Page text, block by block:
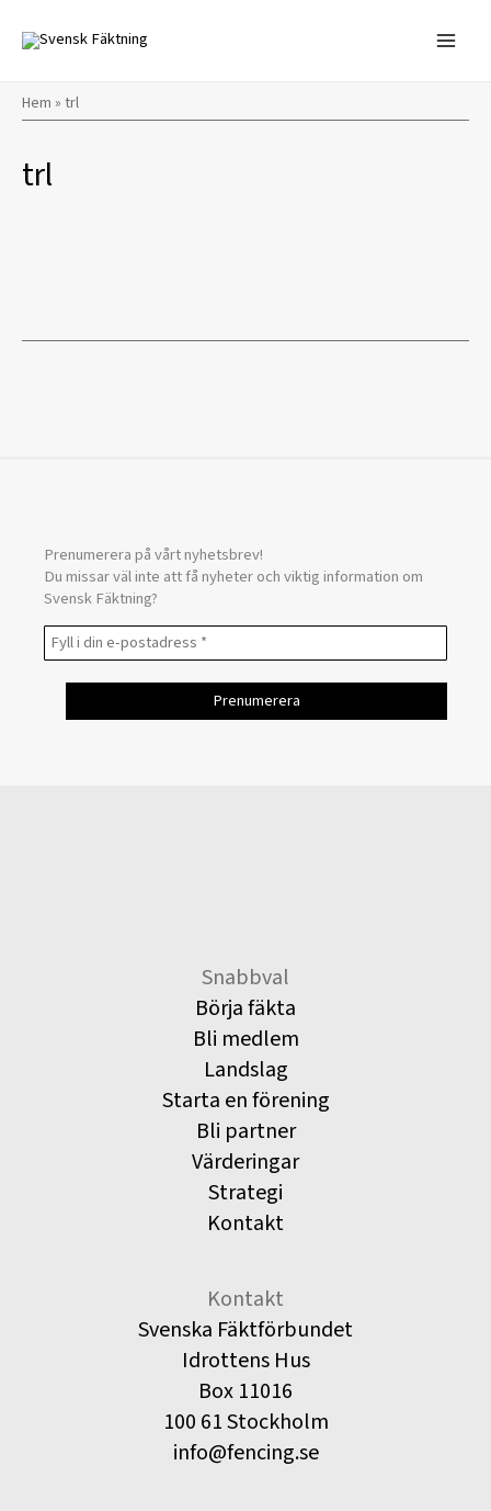
innehåll
Hem » trl
trl
Prenumerera på vårt nyhetsbrev!
Du missar väl inte att få nyheter och viktig information om
Svensk Fäktning?
Snabbval
Börja fäkta
Bli medlem
Landslag
Starta en förening
Bli partner
Värderingar
Strategi
Kontakt
Kontakt
Svenska Fäktförbundet
Idrottens Hus
Box 11016
100 61 Stockholm
info@fencing.se